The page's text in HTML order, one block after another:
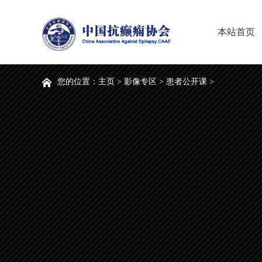
本站首页
您的位置： 主页 > 影像专区 > 患者公开课 >